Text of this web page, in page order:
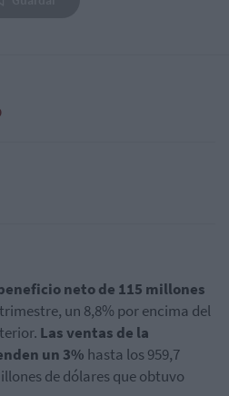
neto de 115 millones
un 8,8% por encima del
Las ventas de la
un 3% hasta los 959,7
de dólares que obtuvo